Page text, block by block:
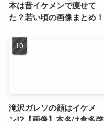
本は昔イケメンで痩せて
た？若い頃の画像まとめ！
滝沢ガレソの顔はイケメ